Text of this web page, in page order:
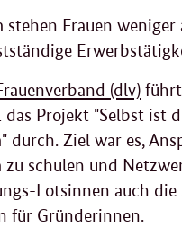
Frauen
(dlv)
Projekt "Selbst ist
durch. Ziel war es,
schulen und
Lotsinnen auch
für Gründerinnen.